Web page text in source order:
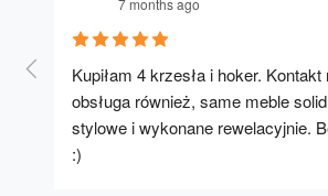
7 months ago
Kupiłam 4 krzesła i hoker.
obsługa również, same meble
stylowe i wykonane rewelacyjnie.
:)